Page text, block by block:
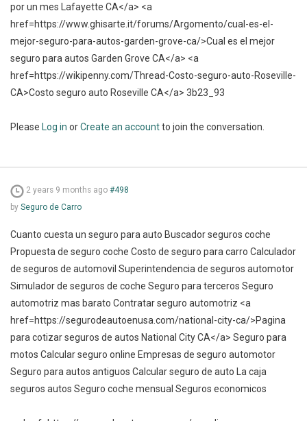
por un mes Lafayette CA</a> <a
href=https://www.ghisarte.it/forums/Argomento/cual-es-el-
mejor-seguro-para-autos-garden-grove-ca/>Cual es el mejor
seguro para autos Garden Grove CA</a> <a
href=https://wikipenny.com/Thread-Costo-seguro-auto-Roseville-
CA>Costo seguro auto Roseville CA</a> 3b23_93
Please Log in orCreate an accountto join the conversation.
2 years 9 months ago #498
by Seguro de Carro
Cuanto cuesta un seguro para auto Buscador seguros coche
Propuesta de seguro coche Costo de seguro para carro Calculador
de seguros de automovil Superintendencia de seguros automotor
Simulador de seguros de coche Seguro para terceros Seguro
automotriz mas barato Contratar seguro automotriz <a
href=https://segurodeautoenusa.com/national-city-ca/>Pagina
para cotizar seguros de autos National City CA</a> Seguro para
motos Calcular seguro online Empresas de seguro automotor
Seguro para autos antiguos Calcular seguro de auto La caja
seguros autos Seguro coche mensual Seguros economicos